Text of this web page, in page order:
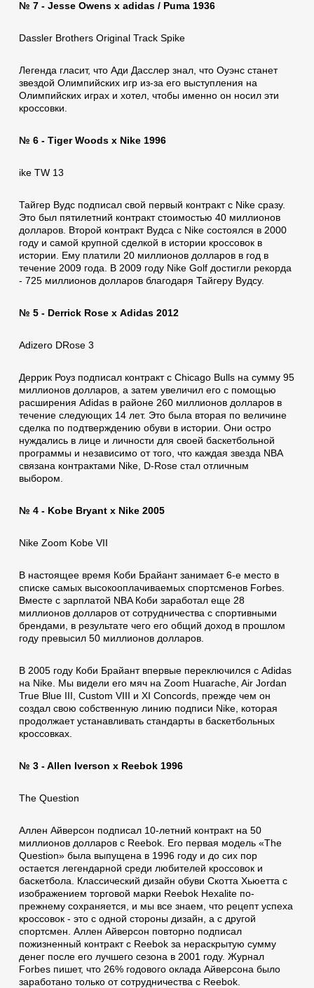
№ 7 - Jesse Owens x adidas / Puma 1936
Dassler Brothers Original Track Spike
Легенда гласит, что Ади Дасслер знал, что Оуэнс станет
звездой Олимпийских игр из-за его выступления на
Олимпийских играх и хотел, чтобы именно он носил эти
кроссовки.
№ 6 - Tiger Woods x Nike 1996
ike TW 13
Тайгер Вудс подписал свой первый контракт с Nike сразу.
Это был пятилетний контракт стоимостью 40 миллионов
долларов. Второй контракт Вудса с Nike состоялся в 2000
году и самой крупной сделкой в истории кроссовок в
истории. Ему платили 20 миллионов долларов в год в
течение 2009 года. В 2009 году Nike Golf достигли рекорда
- 725 миллионов долларов благодаря Тайгеру Вудсу.
№ 5 - Derrick Rose x Аdidas 2012
Аdizero DRose 3
Деррик Роуз подписал контракт с Chicago Bulls на сумму 95
миллионов долларов, а затем увеличил его с помощью
расширения Adidas в районе 260 миллионов долларов в
течение следующих 14 лет. Это была вторая по величине
сделка по подтверждению обуви в истории. Они остро
нуждались в лице и личности для своей баскетбольной
программы и независимо от того, что каждая звезда NBA
связана контрактами Nike, D-Rose стал отличным
выбором.
№ 4 - Kobe Bryant x Nike 2005
Nike Zoom Kobe VII
В настоящее время Коби Брайант занимает 6-е место в
списке самых высокооплачиваемых спортсменов Forbes.
Вместе с зарплатой NBA Коби заработал еще 28
миллионов долларов от сотрудничества с спортивными
брендами, в результате чего его общий доход в прошлом
году превысил 50 миллионов долларов.
В 2005 году Коби Брайант впервые переключился с Adidas
на Nike. Мы видели его мяч на Zoom Huarache, Air Jordan
True Blue III, Custom VIII и XI Concords, прежде чем он
создал свою собственную линию подписи Nike, которая
продолжает устанавливать стандарты в баскетбольных
кроссовках.
№ 3 - Allen Iverson x Reebok 1996
The Question
Аллен Айверсон подписал 10-летний контракт на 50
миллионов долларов с Reebok. Его первая модель «The
Question» была выпущена в 1996 году и до сих пор
остается легендарной среди любителей кроссовок и
баскетбола. Классический дизайн обуви Скотта Хьюетта с
изображением торговой марки Reebok Hexalite по-
прежнему сохраняется, и мы все знаем, что рецепт успеха
кроссовок - это с одной стороны дизайн, а с другой
спортсмен. Аллен Айверсон повторно подписал
пожизненный контракт с Reebok за нераскрытую сумму
денег после его лучшего сезона в 2001 году. Журнал
Forbes пишет, что 26% годового оклада Айверсона было
заработано только от сотрудничества с Reebok.